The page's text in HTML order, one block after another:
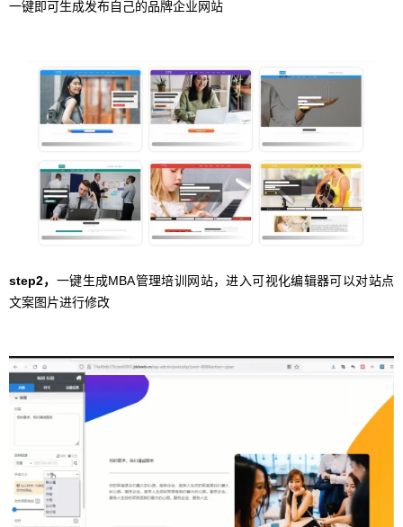
一键即可生成发布自己的品牌企业网站
step2， 一键生成MBA管理培训网站，进入可视化编辑器可以对站点
文案图片进行修改